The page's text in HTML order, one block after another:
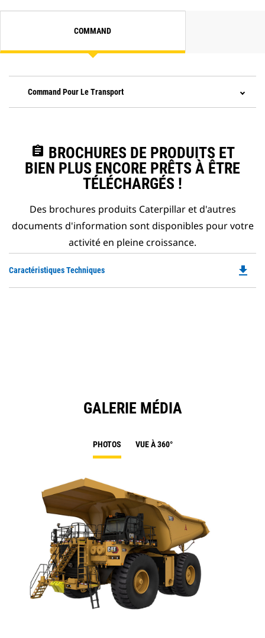
COMMAND
Command Pour Le Transport
assignment BROCHURES DE PRODUITS ET
BIEN PLUS ENCORE PRÊTS À ÊTRE
TÉLÉCHARGÉS !
Des brochures produits Caterpillar et d'autres
documents d'information sont disponibles pour votre
activité en pleine croissance.
Caractéristiques Techniques file_download
GALERIE MÉDIA
PHOTOS VUE À 360°